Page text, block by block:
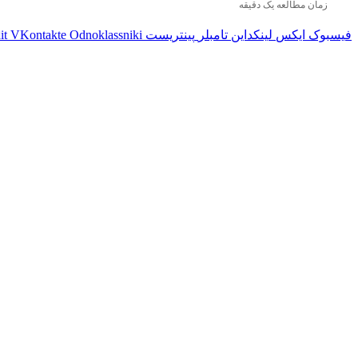
زمان مطالعه یک دقیقه
فیسبوک ایکس لینکداین تامبلر پینتریست VKontakte Odnoklassniki